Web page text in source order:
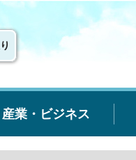
産業・ビジネス